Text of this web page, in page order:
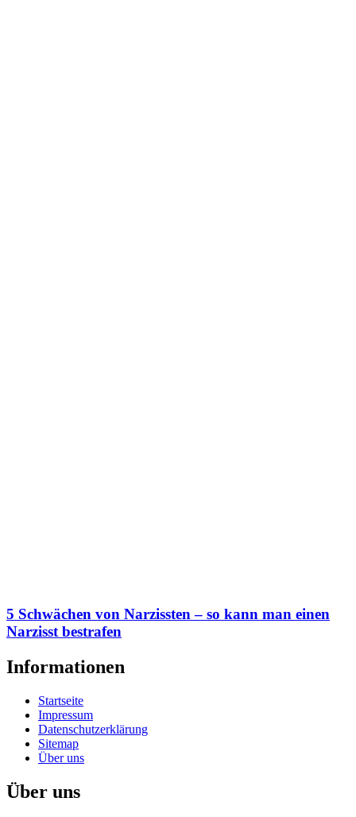
5 Schwächen von Narzissten – so kann man einen
Narzisst bestrafen
Informationen
Startseite
Impressum
Datenschutzerklärung
Sitemap
Über uns
Über uns